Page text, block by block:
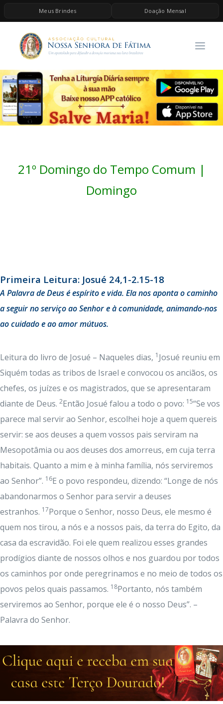
Meus Brindes Doação Mensal
HOME
A ASSOCIAÇÃO
CONTEÚDOS DE MARIA
ESPIRITUALIDADE
AS MELHORES MÚSICAS CATÓLICAS
BRINDES
21º Domingo do Tempo Comum |
Domingo
Primeira Leitura: Josué 24,1-2.15-18
A Palavra de Deus é espírito e vida. Ela nos aponta o caminho
a seguir no serviço ao Senhor e à comunidade, animando-nos
ao cuidado e ao amor mútuos.
Leitura do livro de Josué – Naqueles dias, 1 Josué reuniu em
Siquém todas as tribos de Israel e convocou os anciãos, os
chefes, os juízes e os magistrados, que se apresentaram
diante de Deus. 2Então Josué falou a todo o povo: 15“Se vos
parece mal servir ao Senhor, escolhei hoje a quem quereis
servir: se aos deuses a quem vossos pais serviram na
Mesopotâmia ou aos deuses dos amorreus, em cuja terra
habitais. Quanto a mim e à minha família, nós serviremos
ao Senhor”. 16E o povo respondeu, dizendo: “Longe de nós
abandonarmos o Senhor para servir a deuses
estranhos. 17Porque o Senhor, nosso Deus, ele mesmo é
quem nos tirou, a nós e a nossos pais, da terra do Egito, da
casa da escravidão. Foi ele quem realizou esses grandes
prodígios diante de nossos olhos e nos guardou por todos
os caminhos por onde peregrinamos e no meio de todos os
povos pelos quais passamos. 18Portanto, nós também
serviremos ao Senhor, porque ele é o nosso Deus”. –
Palavra do Senhor.